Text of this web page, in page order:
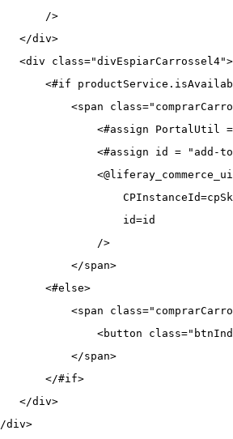
/>
</div>
<div
<#if
<span
<#assign PortalUtil
<#assign id = "add-
id=id
/>
</span>
<#else>
<span
<button
</span>
</#if>
</div>
div>